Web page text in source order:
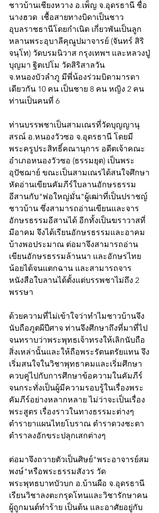
ชาวบ้านเชียงหวาง อ.เพ็ญ จ.อุดรธานี ชื่อ
นางฮวด  เชื้อสายทางบิดาเป็นชาว
อุบลราชธานีโดยกำเนิด เกี่ยวพันเป็นลูก
หลานพระอุบาลีคุณูปมาจารย์ (จันทร์ สิริ
จนฺโท) วัดบรมนิวาส กรุงเทพฯ และหลวงปู่
บุญมา ฐิตเปโม วัดสิริสาลวัน
จ.หนองบัวลำภู มีพี่น้องร่วมบิดามารดา
เดียวกัน 10 คน เป็นชาย 8 คน หญิง 2 คน
ท่านเป็นคนที่ 6
ท่านบรรพชาเป็นสามเณรที่วัดบุญญานุ
สรณ์ อ.หนองวัวซอ จ.อุดรธานี โดยมี
พระครูประสิทธิ์คณานุการ อดีตเจ้าคณะ
อำเภอหนองวัวซอ (ธรรมยุต) เป็นพระ
อุปัชฌาย์ ขณะเป็นสามเณรได้สนใจศึกษา
หัดอ่านเขียนคัมภีร์ใบลานอักษรธรรม
อีสานกับ"พ่อใหญ่มั่น"ผู้เฒ่าที่เป็นปราชญ์
ชาวบ้าน ซึ่งสามารถอ่านเขียนและจาร
อักษรธรรมอีสานได้ อีกทั้งเป็นฆราวาสที่
มีอาคม จึงได้เรียนอักษรธรรมและอาคม
บ้างพอประมาณ ต่อมาจึงสามารถอ่าน
เขียนอักษรธรรมล้านนา และอักษรไทย
น้อยได้จนแตกฉาน และสามารถจาร
หนังสือใบลานได้ตั้งแต่บรรพชาไม่ถึง 2
พรรษา
ด้วยความที่ไม่เข้าใจว่าทำไมชาวบ้านจึง
นับถือภูตผีปีศาจ ท่านจึงศึกษาถึงที่มาที่ไป
จนทราบว่าพระพุทธเจ้าทรงให้เลิกนับถือ
สิ่งเหล่านั้นและให้ถือพระรัตนตรัยแทน จึง
เริ่มสนใจในวิชาพุทธาคมและเริ่มศึกษา
ควบคู่ไปกับการศึกษาข้อความในคัมภีร์
จนกระทั่งเป็นผู้มีความรอบรู้ในเรื่องพระ
คัมภีร์อย่างหลากหลาย ไม่ว่าจะเป็นเรื่อง
พระสูตร เรื่องราวในทางธรรมะต่างๆ
ตำรายาแผนไทยโบราณ ตำราดวงชะตา
ตำราลงอักขระปลุกเสกต่างๆ
ต่อมาจึงถวายตัวเป็นศิษย์"พระอาจารย์สม
พงษ์"หรือพระธรรมสังวร วัด
พระพุทธบาทบัวบก อ.บ้านผือ จ.อุดรธานี
เรียนวิชาลงตะกรุดโทนและวิชารักษาคน
ผู้ถูกมนต์ทำร้าย เป็นต้น และอาศัยอยู่กับ